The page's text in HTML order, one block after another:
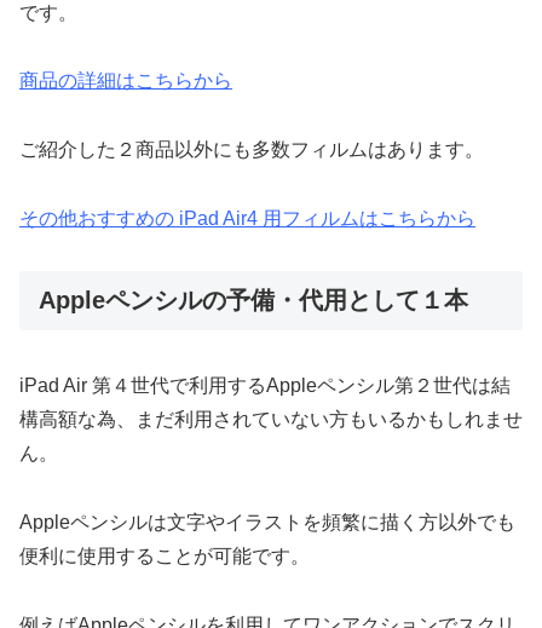
です。
商品の詳細はこちらから
ご紹介した２商品以外にも多数フィルムはあります。
その他おすすめの iPad Air4 用フィルムはこちらから
Appleペンシルの予備・代用として１本
iPad Air 第４世代で利用するAppleペンシル第２世代は結
構高額な為、まだ利用されていない方もいるかもしれませ
ん。
Appleペンシルは文字やイラストを頻繁に描く方以外でも
便利に使用することが可能です。